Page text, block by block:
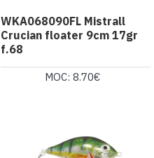
WKA068090FL Mistrall
Crucian floater 9cm 17gr
f.68
MOC: 8.70€